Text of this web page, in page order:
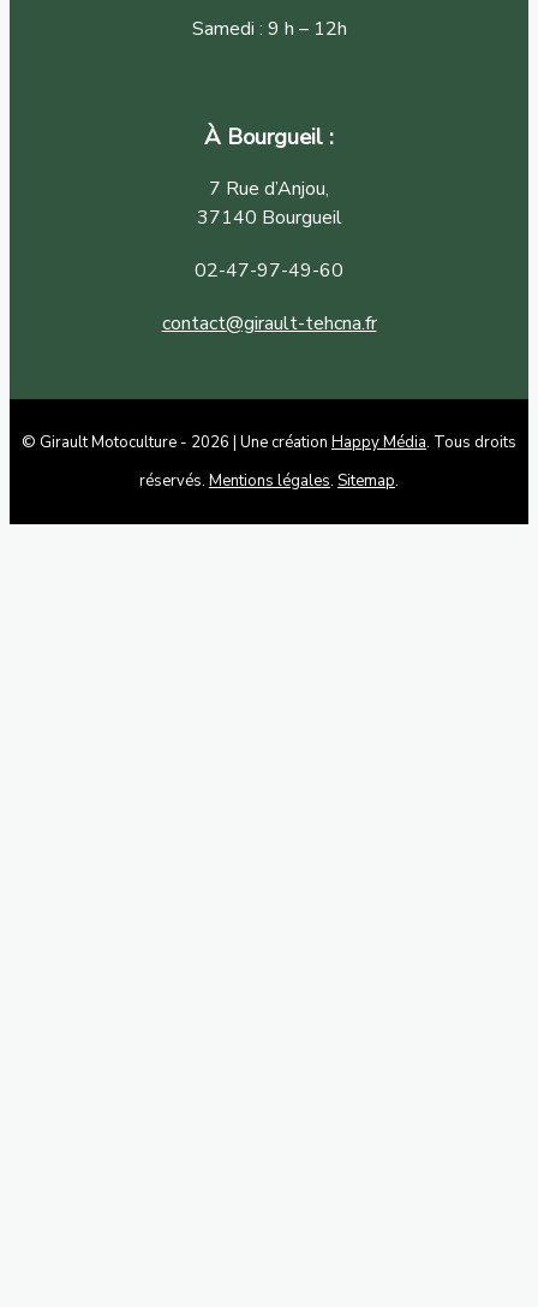
Samedi : 9 h – 12h
À Bourgueil :
7 Rue d’Anjou,
37140 Bourgueil
02-47-97-49-60
contact@girault-tehcna.fr
© Girault Motoculture - 2026 | Une création Happy Média. Tous droits
réservés. Mentions légales. Sitemap.